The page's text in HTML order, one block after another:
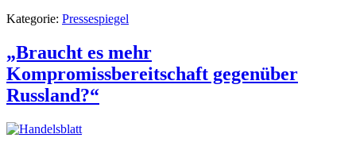
Kategorie: Pressespiegel
„Braucht es mehr
Kompromissbereitschaft gegenüber
Russland?“